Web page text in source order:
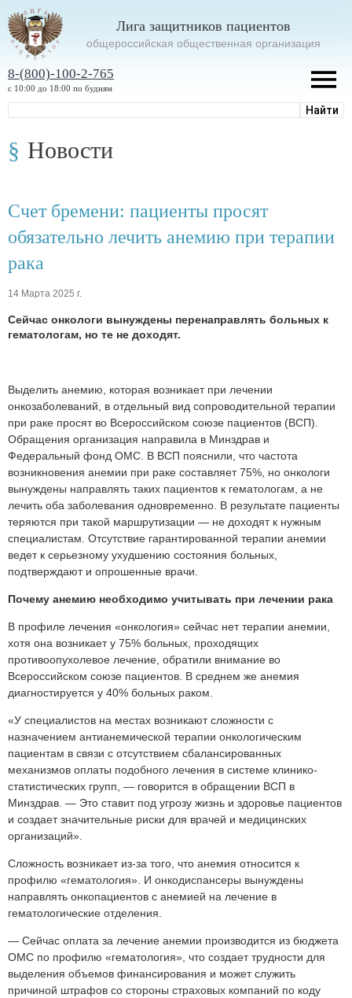
Лига защитников пациентов
oбщероссийская общественная организация
8-(800)-100-2-765
с 10:00 до 18:00 по будням
Новости
Счет бремени: пациенты просят
обязательно лечить анемию при терапии
рака
14 Марта 2025 г.
Сейчас онкологи вынуждены перенаправлять больных к
гематологам, но те не доходят.
Выделить анемию, которая возникает при лечении
онкозаболеваний, в отдельный вид сопроводительной терапии
при раке просят во Всероссийском союзе пациентов (ВСП).
Обращения организация направила в Минздрав и
Федеральный фонд ОМС. В ВСП пояснили, что частота
возникновения анемии при раке составляет 75%, но онкологи
вынуждены направлять таких пациентов к гематологам, а не
лечить оба заболевания одновременно. В результате пациенты
теряются при такой маршрутизации — не доходят к нужным
специалистам. Отсутствие гарантированной терапии анемии
ведет к серьезному ухудшению состояния больных,
подтверждают и опрошенные врачи.
Почему анемию необходимо учитывать при лечении рака
В профиле лечения «онкология» сейчас нет терапии анемии,
хотя она возникает у 75% больных, проходящих
противоопухолевое лечение, обратили внимание во
Всероссийском союзе пациентов. В среднем же анемия
диагностируется у 40% больных раком.
«У специалистов на местах возникают сложности с
назначением антианемической терапии онкологическим
пациентам в связи с отсутствием сбалансированных
механизмов оплаты подобного лечения в системе клинико-
статистических групп, — говорится в обращении ВСП в
Минздрав. — Это ставит под угрозу жизнь и здоровье пациентов
и создает значительные риски для врачей и медицинских
организаций».
Сложность возникает из-за того, что анемия относится к
профилю «гематология». И онкодиспансеры вынуждены
направлять онкопациентов с анемией на лечение в
гематологические отделения.
— Сейчас оплата за лечение анемии производится из бюджета
ОМС по профилю «гематология», что создает трудности для
выделения объемов финансирования и может служить
причиной штрафов со стороны страховых компаний по коду